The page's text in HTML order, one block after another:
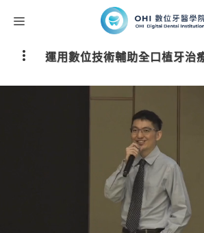
課程分類
師資團隊
聯絡我們
折扣碼
運用數位技術輔助全口植牙治